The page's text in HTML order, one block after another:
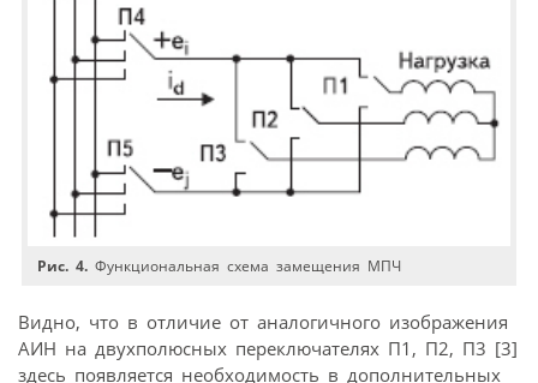
Рис. 4. Функциональная схема замещения МПЧ
Видно, что в отличие от аналогичного изображения
АИН на двухполюсных переключателях П1, П2, П3 [3]
здесь появляется необходимость в дополнительных